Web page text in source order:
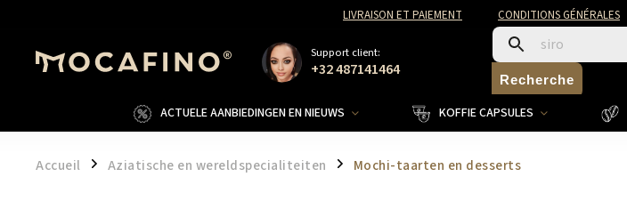
LIVRAISON ET PAIEMENT CONDITIONS GÉNÉRALES
Support client:
+32 487141464 Recherche
ACTUELE AANBIEDINGEN EN NIEUWS KOFFIE CAPSULES
Accueil / Aziatische en wereldspecialiteiten / Mochi-taarten en desserts